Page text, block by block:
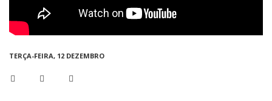
TERÇA-FEIRA, 12 DEZEMBRO